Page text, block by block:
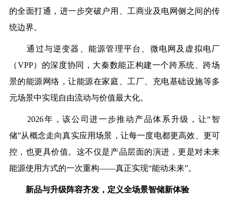
的全面打通，进一步突破户用、工商业及电网侧之间的传
统边界。
通过与逆变器、能源管理平台、微电网及虚拟电厂
（VPP）的深度协同，大秦数能正构建一个跨系统、跨场
景的能源网络，让能源在家庭、工厂、充电基础设施等多
元场景中实现自由流动与价值最大化。
2026年，该公司进一步推动产品体系升级，让“智
储”从概念走向真实应用场景，让每一度电都更高效、更可
控，也更具价值。这不仅是产品层面的演进，更是对未来
能源使用方式的一次重构——真正实现“能动未来”。
新品与升级阵容齐发，定义全场景智储新体验